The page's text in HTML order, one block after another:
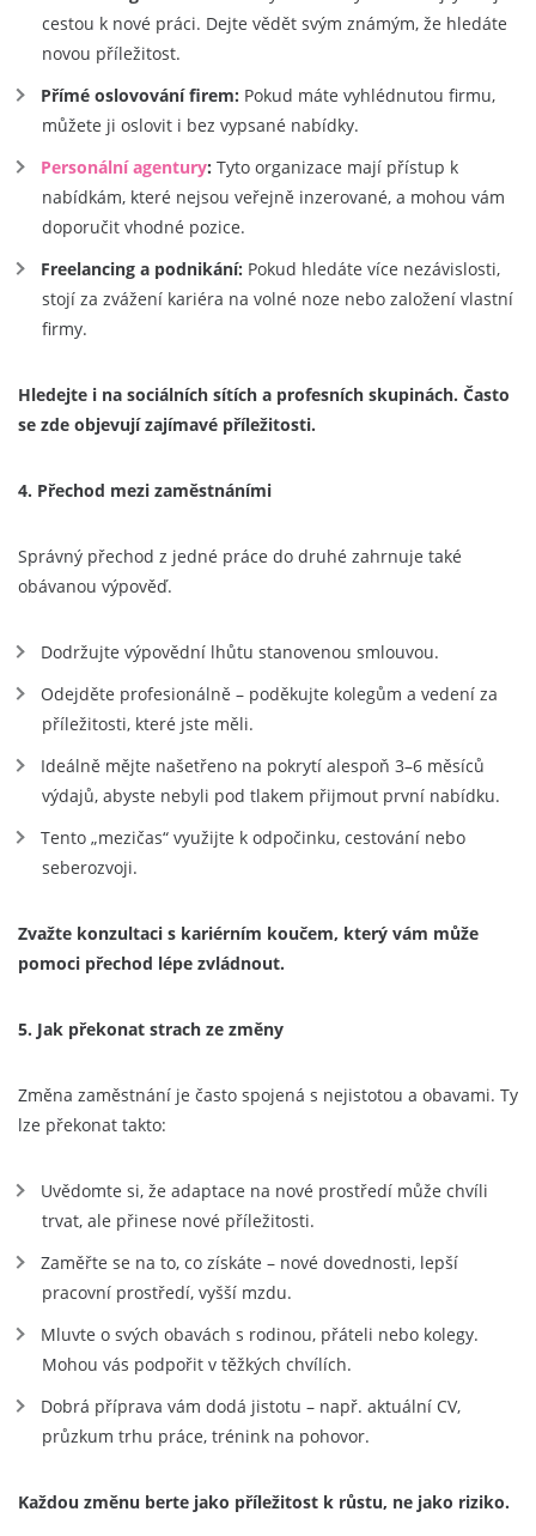
cestou k nové práci. Dejte vědět svým známým, že hledáte
novou příležitost.
Přímé oslovování firem: Pokud máte vyhlédnutou firmu,
můžete ji oslovit i bez vypsané nabídky.
Personální agentury: Tyto organizace mají přístup k
nabídkám, které nejsou veřejně inzerované, a mohou vám
doporučit vhodné pozice.
Freelancing a podnikání: Pokud hledáte více nezávislosti,
stojí za zvážení kariéra na volné noze nebo založení vlastní
firmy.
Hledejte i na sociálních sítích a profesních skupinách. Často
se zde objevují zajímavé příležitosti.
4. Přechod mezi zaměstnáními
Správný přechod z jedné práce do druhé zahrnuje také
obávanou výpověď.
Dodržujte výpovědní lhůtu stanovenou smlouvou.
Odejděte profesionálně – poděkujte kolegům a vedení za
příležitosti, které jste měli.
Ideálně mějte našetřeno na pokrytí alespoň 3–6 měsíců
výdajů, abyste nebyli pod tlakem přijmout první nabídku.
Tento „mezičas“ využijte k odpočinku, cestování nebo
seberozvoji.
Zvažte konzultaci s kariérním koučem, který vám může
pomoci přechod lépe zvládnout.
5. Jak překonat strach ze změny
Změna zaměstnání je často spojená s nejistotou a obavami. Ty
lze překonat takto:
Uvědomte si, že adaptace na nové prostředí může chvíli
trvat, ale přinese nové příležitosti.
Zaměřte se na to, co získáte – nové dovednosti, lepší
pracovní prostředí, vyšší mzdu.
Mluvte o svých obavách s rodinou, přáteli nebo kolegy.
Mohou vás podpořit v těžkých chvílích.
Dobrá příprava vám dodá jistotu – např. aktuální CV,
průzkum trhu práce, trénink na pohovor.
Každou změnu berte jako příležitost k růstu, ne jako riziko.